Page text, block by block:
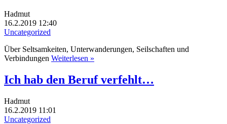
Hadmut
16.2.2019 12:40
Uncategorized
Über Seltsamkeiten, Unterwanderungen, Seilschaften und
Verbindungen Weiterlesen »
Ich hab den Beruf verfehlt…
Hadmut
16.2.2019 11:01
Uncategorized